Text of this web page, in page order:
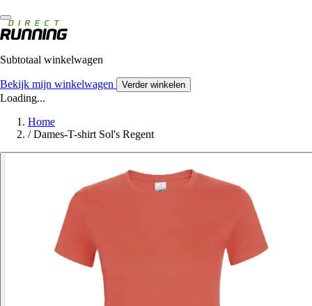
Subtotaal winkelwagen
Bekijk mijn winkelwagen Verder winkelen
Loading...
Home
/ Dames-T-shirt Sol's Regent